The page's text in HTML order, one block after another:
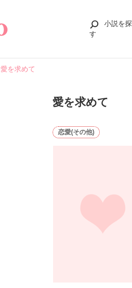
小説を探
す
愛を求めて
愛を求めて
恋愛(その他)